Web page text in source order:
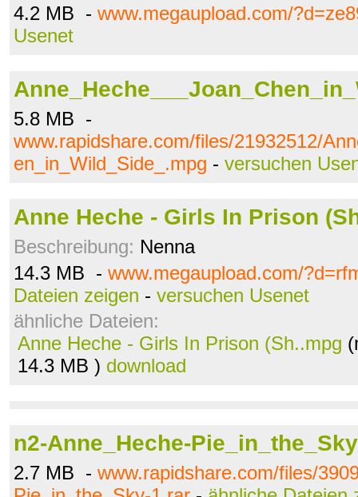
4.2 MB - www.megaupload.com/
Usenet
5.8 MB -
www.rapidshare.com/files/21932512/
en_in_Wild_Side_.mpg - versuchen
Anne Heche - Girls In Prison
Beschreibung: Nenna
14.3 MB - www.megaupload.com/
Dateien zeigen - versuchen Usenet
ähnliche Dateien:
Anne Heche - Girls In Prison (Sh..mpg
14.3 MB ) download
n2-Anne_Heche-
2.7 MB - www.rapidshare.com/files/